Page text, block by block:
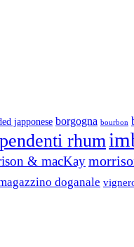
japponese borgogna bourbon
rhum
& macKay
doganale